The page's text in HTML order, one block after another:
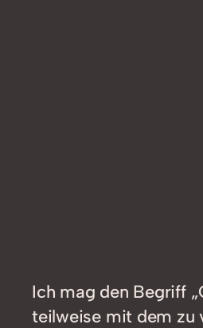
Ich mag den Begriff
teilweise mit dem zu